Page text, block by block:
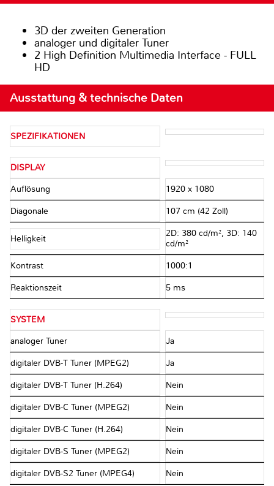
3D der zweiten Generation
analoger und digitaler Tuner
2 High Definition Multimedia Interface - FULL
HD
Ausstattung & technische Daten
SPEZIFIKATIONEN
DISPLAY
Auflösung 1920 x 1080
Diagonale 107 cm (42 Zoll)
Helligkeit
2D: 380 cd/m², 3D: 140
cd/m²
Kontrast 1000:1
Reaktionszeit 5 ms
SYSTEM
analoger Tuner Ja
digitaler DVB-T Tuner (MPEG2) Ja
digitaler DVB-T Tuner (H.264) Nein
digitaler DVB-C Tuner (MPEG2) Nein
digitaler DVB-C Tuner (H.264) Nein
digitaler DVB-S Tuner (MPEG2) Nein
digitaler DVB-S2 Tuner (MPEG4) Nein